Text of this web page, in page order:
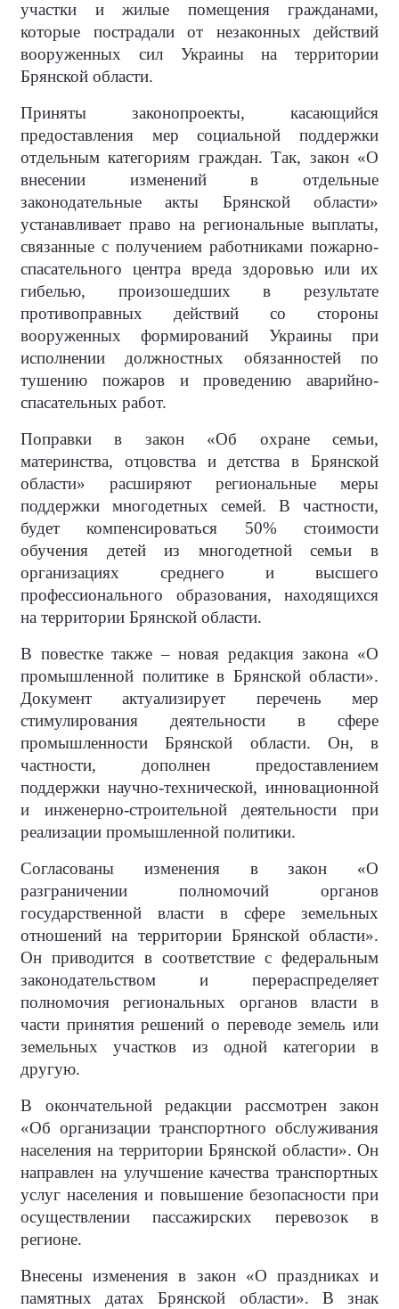
участки и жилые помещения гражданами,
которые пострадали от незаконных действий
вооруженных сил Украины на территории
Брянской области.
Приняты законопроекты, касающийся
предоставления мер социальной поддержки
отдельным категориям граждан. Так, закон «О
внесении изменений в отдельные
законодательные акты Брянской области»
устанавливает право на региональные выплаты,
связанные с получением работниками пожарно-
спасательного центра вреда здоровью или их
гибелью, произошедших в результате
противоправных действий со стороны
вооруженных формирований Украины при
исполнении должностных обязанностей по
тушению пожаров и проведению аварийно-
спасательных работ.
Поправки в закон «Об охране семьи,
материнства, отцовства и детства в Брянской
области» расширяют региональные меры
поддержки многодетных семей. В частности,
будет компенсироваться 50% стоимости
обучения детей из многодетной семьи в
организациях среднего и высшего
профессионального образования, находящихся
на территории Брянской области.
В повестке также – новая редакция закона «О
промышленной политике в Брянской области».
Документ актуализирует перечень мер
стимулирования деятельности в сфере
промышленности Брянской области. Он, в
частности, дополнен предоставлением
поддержки научно-технической, инновационной
и инженерно-строительной деятельности при
реализации промышленной политики.
Согласованы изменения в закон «О
разграничении полномочий органов
государственной власти в сфере земельных
отношений на территории Брянской области».
Он приводится в соответствие с федеральным
законодательством и перераспределяет
полномочия региональных органов власти в
части принятия решений о переводе земель или
земельных участков из одной категории в
другую.
В окончательной редакции рассмотрен закон
«Об организации транспортного обслуживания
населения на территории Брянской области». Он
направлен на улучшение качества транспортных
услуг населения и повышение безопасности при
осуществлении пассажирских перевозок в
регионе.
Внесены изменения в закон «О праздниках и
памятных датах Брянской области». В знак